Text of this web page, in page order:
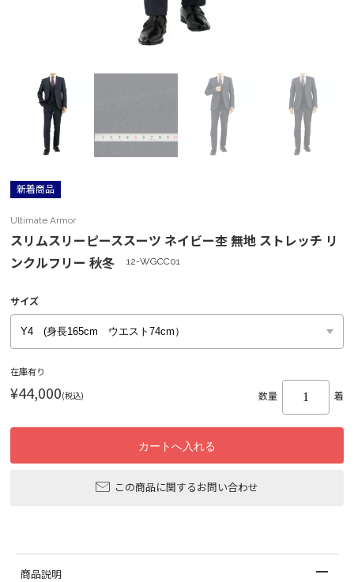
新着商品
Ultimate Armor
スリムスリーピーススーツ ネイビー杢 無地 ストレッチ リ
ンクルフリー 秋冬
12-WGCC01
サイズ
在庫有り
¥44,000(税込) 数量 着
この商品に関するお問い合わせ
商品説明